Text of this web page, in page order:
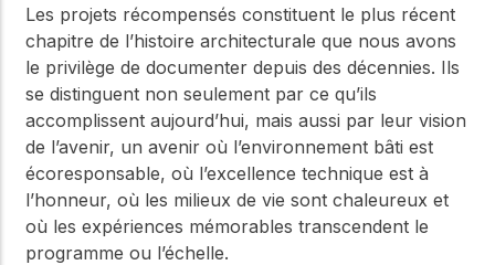
Les projets récompensés constituent le plus récent
chapitre de l’histoire architecturale que nous avons
le privilège de documenter depuis des décennies. Ils
se distinguent non seulement par ce qu’ils
accomplissent aujourd’hui, mais aussi par leur vision
de l’avenir, un avenir où l’environnement bâti est
écoresponsable, où l’excellence technique est à
l’honneur, où les milieux de vie sont chaleureux et
où les expériences mémorables transcendent le
programme ou l’échelle.